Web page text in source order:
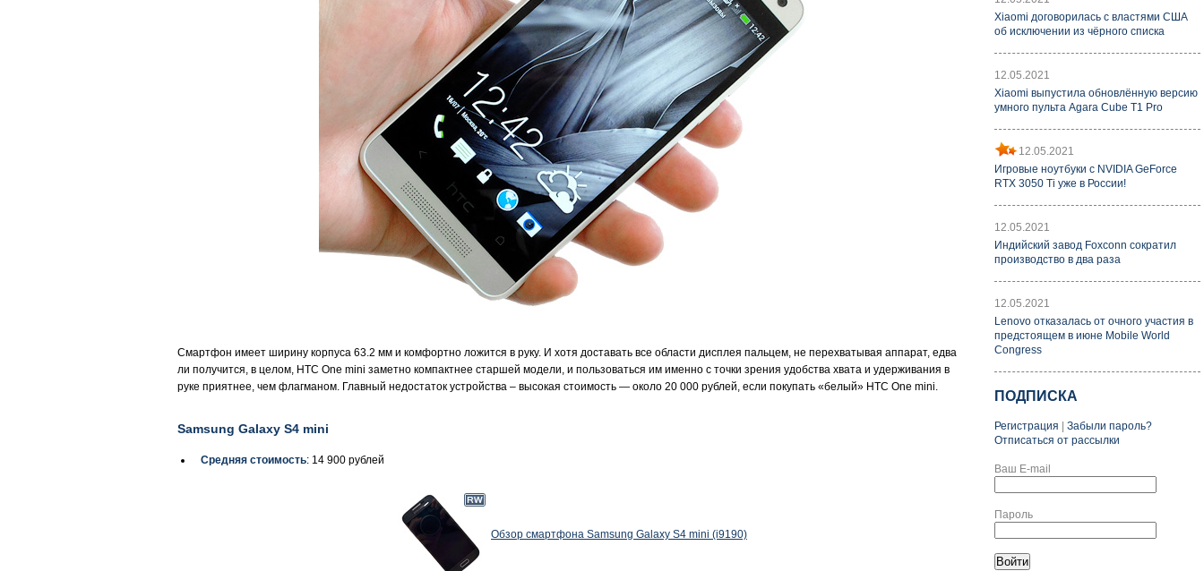
Смартфон имеет ширину корпуса 63.2 мм и комфортно ложится в руку. И хотя доставать все области дисплея пальцем, не перехватывая аппарат, едва
ли получится, в целом, HTC One mini заметно компактнее старшей модели, и пользоваться им именно с точки зрения удобства хвата и удерживания в
руке приятнее, чем флагманом. Главный недостаток устройства – высокая стоимость — около 20 000 рублей, если покупать «белый» HTC One mini.
Samsung Galaxy S4 mini
Средняя стоимость: 14 900 рублей
Обзор смартфона Samsung Galaxy S4 mini (i9190)
Xiaomi договорилась с властями США
об исключении из чёрного списка
12.05.2021
Xiaomi выпустила обновлённую версию
умного пульта Agara Cube T1 Pro
12.05.2021
Игровые ноутбуки с NVIDIA GeForce
RTX 3050 Ti уже в России!
12.05.2021
Индийский завод Foxconn сократил
производство в два раза
12.05.2021
Lenovo отказалась от очного участия в
предстоящем в июне Mobile World
Congress
ПОДПИСКА
Регистрация
Забыли пароль?
Отписаться от рассылки
Ваш E-mail
Пароль